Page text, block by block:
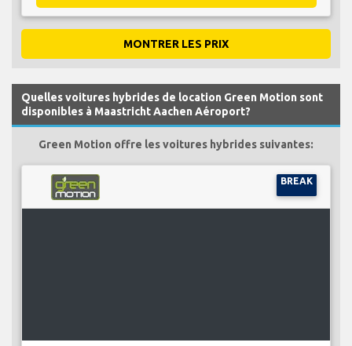
MONTRER LES PRIX
Quelles voitures hybrides de location Green Motion sont
disponibles à Maastricht Aachen Aéroport?
Green Motion offre les voitures hybrides suivantes:
BREAK